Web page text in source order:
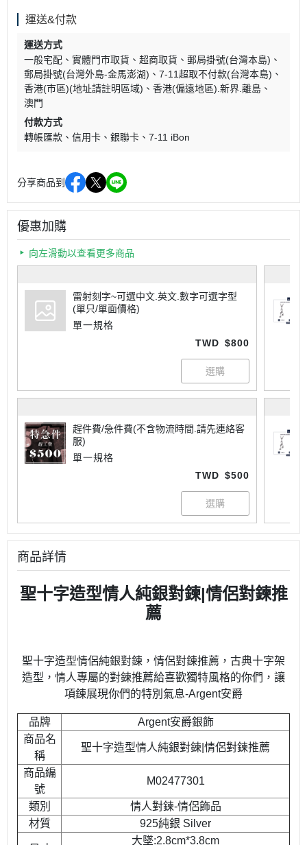
運送&付款
運送方式
一般宅配
實體門市取貨 超商取貨
郵局掛號(台灣本島)
郵局掛號(台灣外島-金馬澎湖)
7-11超取不付款(台灣本島)
香港(市區)(地址請註明區域)
香港(偏遠地區).新界.離島
澳門
付款方式
轉帳匯款
信用卡 銀聯卡 7-11 iBon
分享商品到
優惠加購
向左滑動以查看更多商品
雷射刻字~可選中文.英文.數字可選字型
(單只/單面價格)
單一規格
TWD $800
趕件費/急件費(不含物流時間.請先連絡客
服)
單一規格
TWD $500
商品詳情
聖十字造型情人純銀對鍊|情侶對鍊推
薦
聖十字造型情侶純銀對鍊，情侶對鍊推薦，古典十字架
造型，情人專屬的對鍊推薦給喜歡獨特風格的你們，讓
項鍊展現你們的特別氣息-Argent安爵
品牌
Argent安爵銀飾
商品名
稱
聖十字造型情人純銀對鍊|情侶對鍊推薦
商品編
號
M02477301
類別
情人對鍊-情侶飾品
材質
925純銀 Silver
大墜:2.8cm*3.8cm